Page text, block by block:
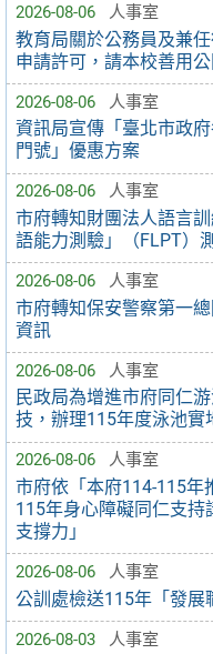
2026-08-06 人事室
教育局關於公務員及兼
申請許可，請本校善用
2026-08-06 人事室
資訊局宣傳「臺北市政
門號」優惠方案
2026-08-06 人事室
市府轉知財團法人語言
語能力測驗」（FLPT）
2026-08-06 人事室
市府轉知保安警察第一
資訊
2026-08-06 人事室
民政局為增進市府同仁
技，辦理115年度泳池實
2026-08-06 人事室
市府依「本府114-115年
115年身心障礙同仁支
支撐力」
2026-08-06 人事室
公訓處檢送115年「發展
2026-08-03 人事室